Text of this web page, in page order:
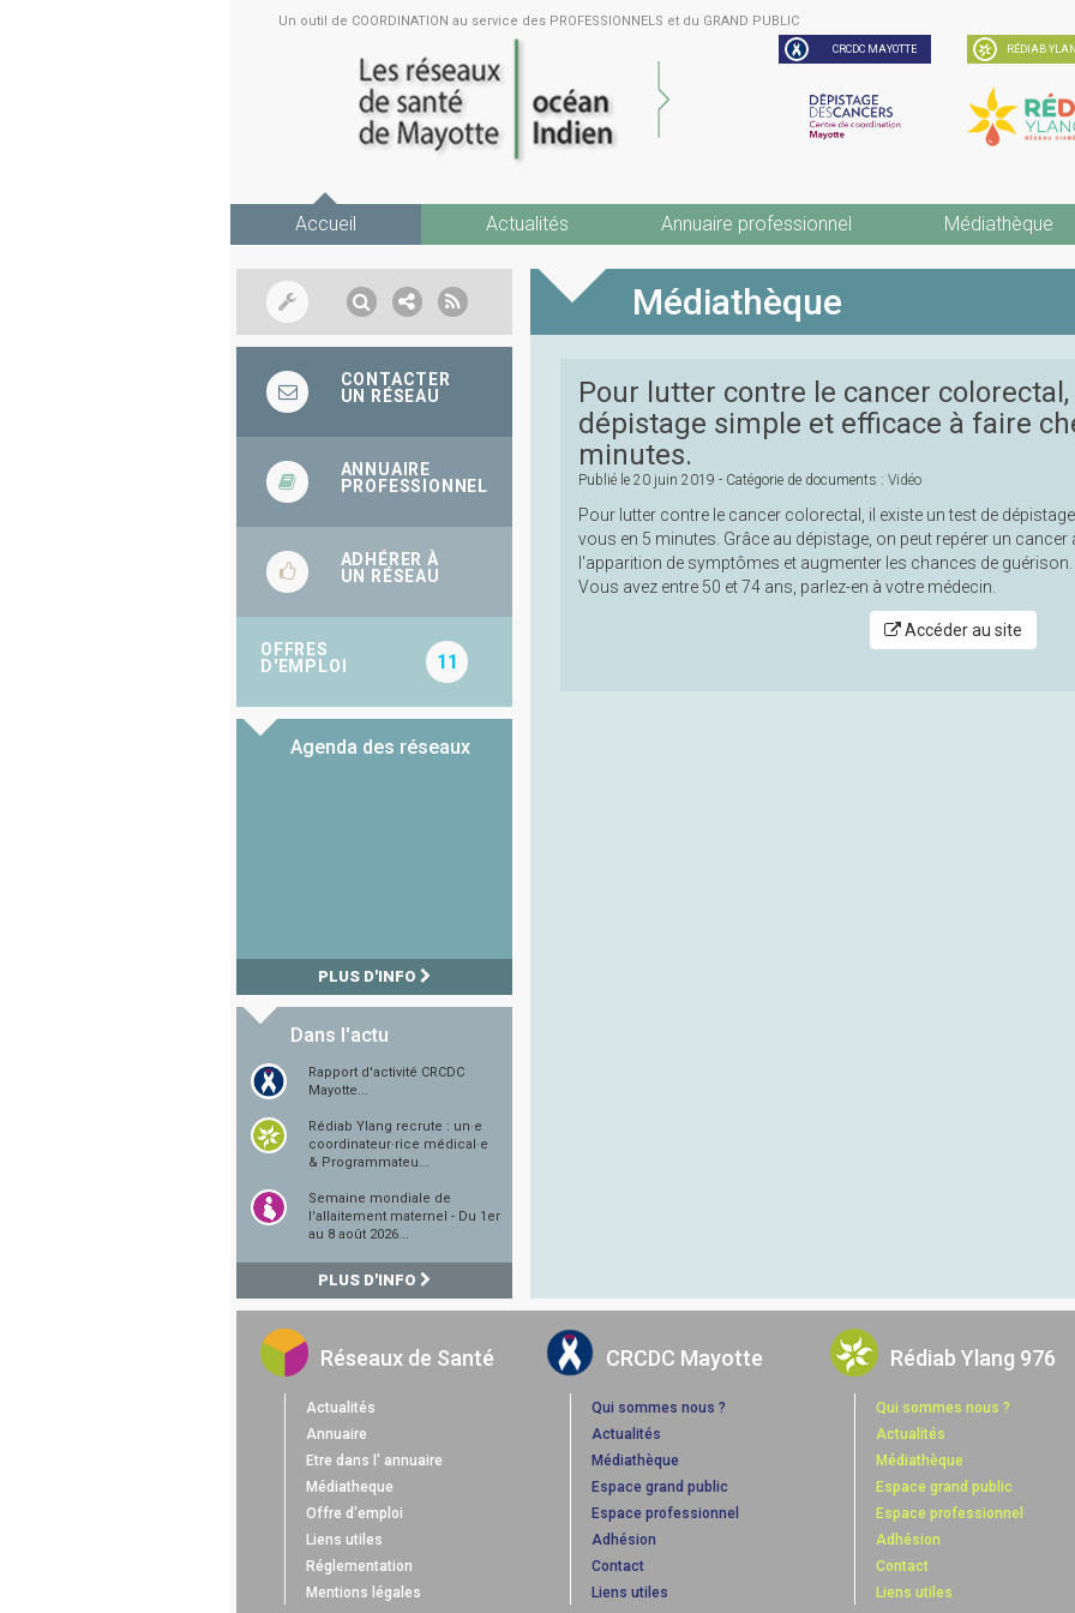
Un outil de COORDINATION au service des PROFESSIONNELS et du GRAND PUBLIC
CRCDC MAYOTTE RÉDIAB
Accueil Actualités Annuaire professionnel Médiathèque
Médiathèque
Pour lutter contre le cancer
dépistage simple et efficace à faire
minutes.
Publié le 20 juin 2019 - Catégorie de documents : Vidéo
Pour lutter contre le cancer colorectal, il existe un test de
vous en 5 minutes. Grâce au dépistage, on peut repérer un
l'apparition de symptômes et augmenter les chances de guérison.
Vous avez entre 50 et 74 ans, parlez-en à votre médecin.
Accéder au site
CONTACTER
UN RÉSEAU
ANNUAIRE
PROFESSIONNEL
ADHÉRER À
UN RÉSEAU
OFFRES
D'EMPLOI
11
Agenda des réseaux
PLUS D'INFO
Dans l'actu
Rapport d'activité CRCDC
Mayotte...
Rédiab Ylang recrute : un·e
coordinateur·rice médical·e
& Programmateu...
Semaine mondiale de
l'allaitement maternel - Du 1er
au 8 août 2026...
PLUS D'INFO
Réseaux de Santé
Actualités
Annuaire
Etre dans l' annuaire
Médiatheque
Offre d'emploi
Liens utiles
Réglementation
Mentions légales
CRCDC Mayotte
Qui sommes nous ?
Actualités
Médiathèque
Espace grand public
Espace professionnel
Adhésion
Contact
Liens utiles
Rédiab Ylang 976
Qui sommes nous ?
Actualités
Médiathèque
Espace grand public
Espace professionnel
Adhésion
Contact
Liens utiles